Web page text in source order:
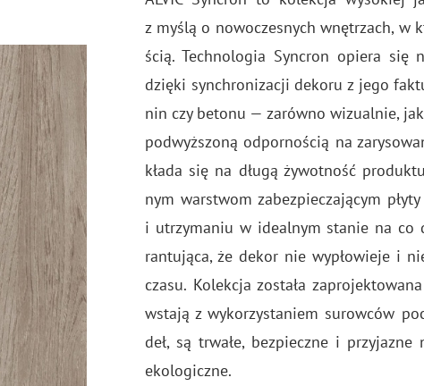
z myślą o no­wo­cze­snych wnę­trzach, w
ścią. Tech­no­lo­gia Syn­cron opie­ra się
dzię­ki syn­chro­ni­za­cji de­ko­ru z jego
nin czy be­to­nu — za­rów­no wi­zu­al­nie,
pod­wyż­szo­ną od­por­no­ścią na
kła­da się na długą ży­wot­ność
nym war­stwom za­bez­pie­cza­ją­cym
i utrzy­ma­niu w ide­al­nym sta­nie na
ran­tu­ją­ca, że dekor nie wy­pło­wie­je i
czasu. Ko­lek­cja zo­sta­ła
wsta­ją z wy­ko­rzy­sta­niem su­row­ców
deł, są trwa­łe, bez­piecz­ne i
eko­lo­gicz­ne.